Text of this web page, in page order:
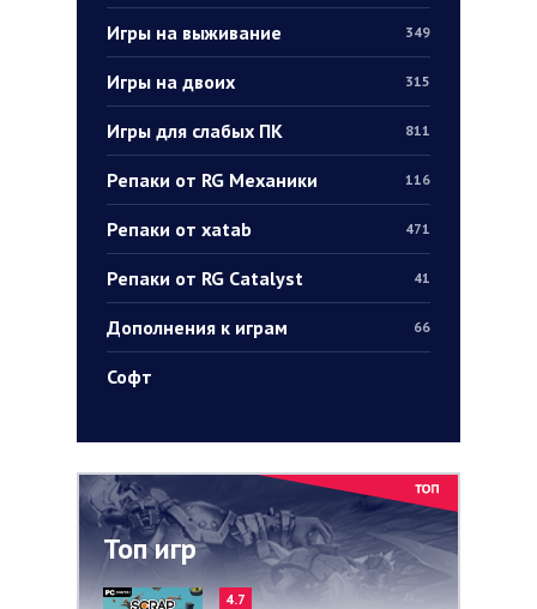
Игры на выживание 349
Игры на двоих 315
Игры для слабых ПК 811
Репаки от RG Механики 116
Репаки от xatab 471
Репаки от RG Catalyst 41
Дополнения к играм 66
Софт
Топ игр
4.7